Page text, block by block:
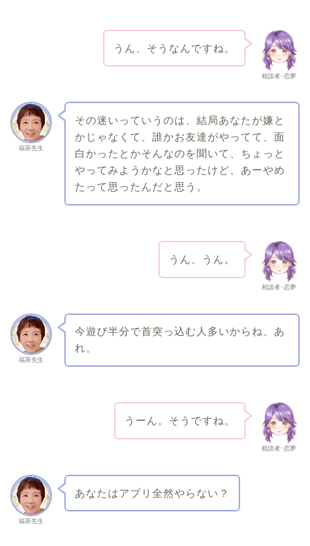
相談者･恋夢
うん、そうなんですね。
福茶先生
その迷いっていうのは、結局あなたが嫌と
かじゃなくて、誰かお友達がやってて、面
白かったとかそんなのを聞いて、ちょっと
やってみようかなと思ったけど、あーやめ
たって思ったんだと思う。
相談者･恋夢
うん、うん。
福茶先生
今遊び半分で首突っ込む人多いからね、あ
れ。
相談者･恋夢
うーん。そうですね。
福茶先生
あなたはアプリ全然やらない？